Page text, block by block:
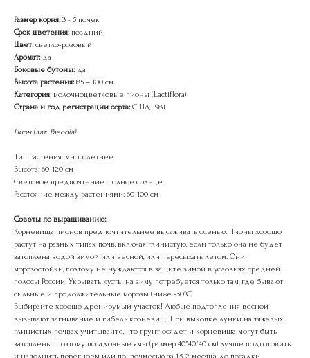
Размер корня:3 - 5 почек
Срок цветения:поздний
Цвет:светло-розовый
Аромат:да
Боковые бутоны:да
Высота растения:85 – 100 см
Категория: молочноцветковые пионы (Lactiflora)
Страна и год регистрации сорта:США, 1981
Пион (лат. Paeonia)
Тип растения: многолетнее
Высота: 60-120 см
Световое предпочтение: полное солнце
Расстояние между растениями: 60-100 см
Советы по выращиванию:
Корневища пионов предпочтительнее высаживать осенью. Пионы хорошо
растут на разных типах почв, включая глинистую, если только она не будет
затоплена водой зимой или весной, или пересыхать летом. Они
морозостойки, поэтому не нуждаются в защите зимой в условиях средней
полосы России. Укрывать кусты на зиму потребуется только там, где бывают
сильные и продолжительные морозы (ниже -30°С).
Выбирайте хорошо дренирумый участок! Любые подтопления весной
вызывают загнивание и гибель корневищ! При выкопке лунки на тяжелых
глинистых почвах учитывайте, что грунт осядет и корневища могут быть
затоплены! Поэтому посадочные ямы (размер 40*40*40 см) лучше подготовить
и наполнить перегноем или почвочмесью за 1,5-2 месяца до посадки